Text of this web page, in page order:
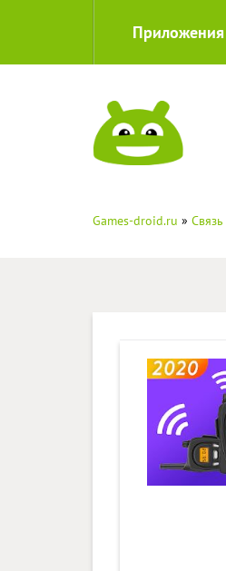
Приложения
Games-droid.ru » Связь